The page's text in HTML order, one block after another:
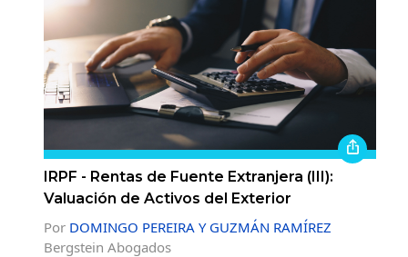
IRPF - Rentas de Fuente Extranjera (III):
Valuación de Activos del Exterior
Por DOMINGO PEREIRA Y GUZMÁN RAMÍREZ
Bergstein Abogados